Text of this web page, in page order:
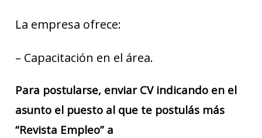
La empresa ofrece:
– Capacitación en el área.
Para postularse, enviar CV indicando en el
asunto el puesto al que te postulás más
“Revista Empleo” a